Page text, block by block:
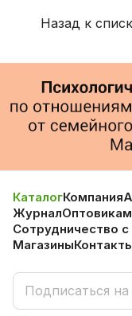
Назад к
КаталогКомпания
ЖурналОптовикам
Сотрудничество
Магазины